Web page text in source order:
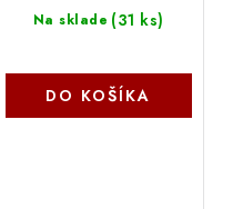
Na sklade (31 ks)
DO KOŠÍKA